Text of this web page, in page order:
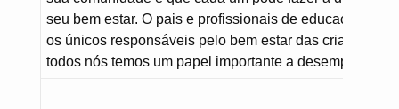
seu bem estar. O pais e profissionais de educação não
os únicos responsáveis pelo bem estar das crianças,
todos nós temos um papel importante a desempenhar.